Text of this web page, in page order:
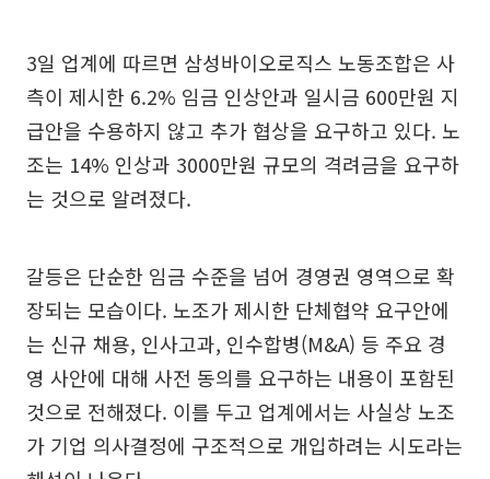
3일 업계에 따르면 삼성바이오로직스 노동조합은 사
측이 제시한 6.2% 임금 인상안과 일시금 600만원 지
급안을 수용하지 않고 추가 협상을 요구하고 있다. 노
조는 14% 인상과 3000만원 규모의 격려금을 요구하
는 것으로 알려졌다.
갈등은 단순한 임금 수준을 넘어 경영권 영역으로 확
장되는 모습이다. 노조가 제시한 단체협약 요구안에
는 신규 채용, 인사고과, 인수합병(M&A) 등 주요 경
영 사안에 대해 사전 동의를 요구하는 내용이 포함된
것으로 전해졌다. 이를 두고 업계에서는 사실상 노조
가 기업 의사결정에 구조적으로 개입하려는 시도라는